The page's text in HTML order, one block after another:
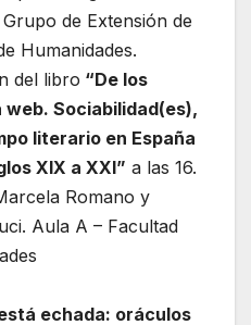
Grupo de Extensión de
Humanidades.
del libro “De los
web. Sociabilidad(es),
literario en España
XIX a XXI” a las 16.
Romano y
Aula A – Facultad
echada: oráculos